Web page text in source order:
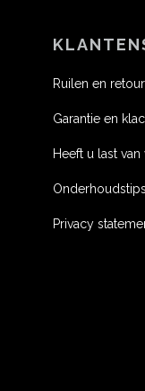
Ruilen en
Garantie en
Heeft u last
Onderhoudstips
Privacy